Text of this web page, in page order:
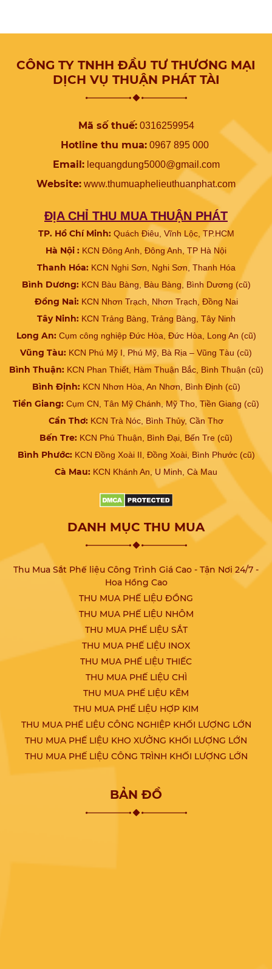
CÔNG TY TNHH ĐẦU TƯ THƯƠNG MẠI
DỊCH VỤ THUẬN PHÁT TÀI
Mã số thuế:0316259954
Hotline thu mua: 0967 895 000
Email:lequangdung5000@gmail.com
Website: www.thumuaphelieuthuanphat.com
ĐỊA CHỈ THU MUA THUẬN PHÁT
TP. Hồ Chí Minh:Quách Điêu, Vĩnh Lộc, TP.HCM
Hà Nội : KCN Đông Anh, Đông Anh, TP Hà Nội
Thanh Hóa:KCN Nghi Sơn, Nghi Sơn, Thanh Hóa
Bình Dương:KCN Bàu Bàng, Bàu Bàng, Bình Dương (cũ)
Đồng Nai: KCN Nhơn Trạch, Nhơn Trạch, Đồng Nai
Tây Ninh: KCN Trảng Bàng, Trảng Bàng, Tây Ninh
Long An: Cụm công nghiệp Đức Hòa, Đức Hòa, Long An (cũ)
Vũng Tàu: KCN Phú Mỹ I, Phú Mỹ, Bà Rịa – Vũng Tàu (cũ)
Bình Thuận:KCN Phan Thiết, Hàm Thuận Bắc, Bình Thuận (cũ)
Bình Định: KCN Nhơn Hòa, An Nhơn, Bình Định (cũ)
Tiền Giang: Cụm CN, Tân Mỹ Chánh, Mỹ Tho, Tiền Giang (cũ)
Cần Thơ: KCN Trà Nóc, Bình Thủy, Cần Thơ
Bến Tre: KCN Phú Thuận, Bình Đại, Bến Tre (cũ)
Bình Phước: KCN Đồng Xoài II, Đồng Xoài, Bình Phước (cũ)
Cà Mau: KCN Khánh An, U Minh, Cà Mau
DANH MỤC THU MUA
Thu Mua Sắt Phế liệu Công Trình Giá Cao - Tận Nơi 24/7 -
Hoa Hồng Cao
THU MUA PHẾ LIỆU ĐỒNG
THU MUA PHẾ LIỆU NHÔM
THU MUA PHẾ LIỆU SẮT
THU MUA PHẾ LIỆU INOX
THU MUA PHẾ LIỆU THIẾC
THU MUA PHẾ LIỆU CHÌ
THU MUA PHẾ LIỆU KẼM
THU MUA PHẾ LIỆU HỢP KIM
THU MUA PHẾ LIỆU CÔNG NGHIỆP KHỐI LƯỢNG LỚN
THU MUA PHẾ LIỆU KHO XƯỞNG KHỐI LƯỢNG LỚN
THU MUA PHẾ LIỆU CÔNG TRÌNH KHỐI LƯỢNG LỚN
BẢN ĐỒ